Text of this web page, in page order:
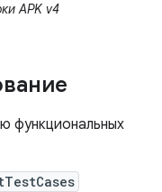
APK v4
функциональных